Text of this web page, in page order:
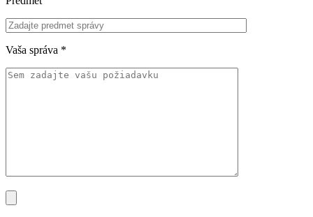
Vaša správa *